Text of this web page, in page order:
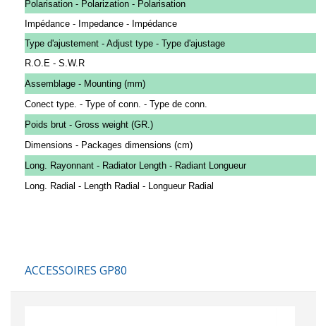
Polarisation - Polarization - Polarisation
Impédance - Impedance - Impédance
Type d'ajustement - Adjust type - Type d'ajustage
R.O.E - S.W.R
Assemblage - Mounting (mm)
Conect type. - Type of conn. - Type de conn.
Poids brut - Gross weight (GR.)
Dimensions - Packages dimensions (cm)
Long. Rayonnant - Radiator Length - Radiant Longueur
Long. Radial - Length Radial - Longueur Radial
ACCESSOIRES GP80